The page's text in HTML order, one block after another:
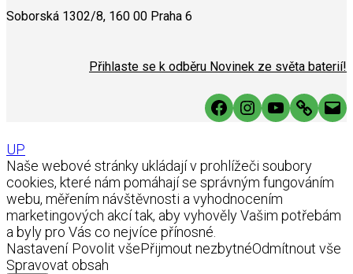
Soborská 1302/8, 160 00 Praha 6
Přihlaste se k odběru Novinek ze světa baterií!
Facebook
Instagram
YouTube
Link
UP
Naše webové stránky ukládají v prohlížeči soubory
cookies, které nám pomáhají se správným fungováním
webu, měřením návštěvnosti a vyhodnocením
marketingových akcí tak, aby vyhověly Vašim potřebám
a byly pro Vás co nejvíce přínosné.
Nastavení Povolit všePřijmout nezbytnéOdmítnout vše
Spravovat obsah